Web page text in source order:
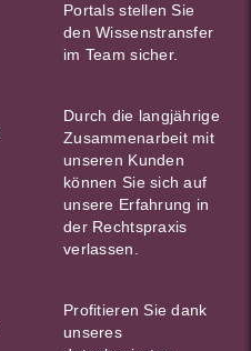
Portals stellen Sie
den Wissenstransfer
im Team sicher.
Durch die langjährige
Zusammenarbeit mit
unseren Kunden
können Sie sich auf
unsere Erfahrung in
der Rechtspraxis
verlassen.
Profitieren Sie dank
unseres